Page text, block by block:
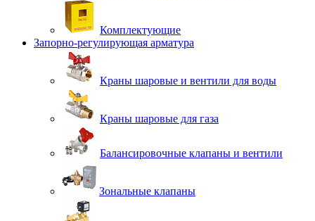
Комплектующие
Запорно-регулирующая арматура
Краны шаровые и вентили для воды
Краны шаровые для газа
Балансировочные клапаны и вентили
Зональные клапаны